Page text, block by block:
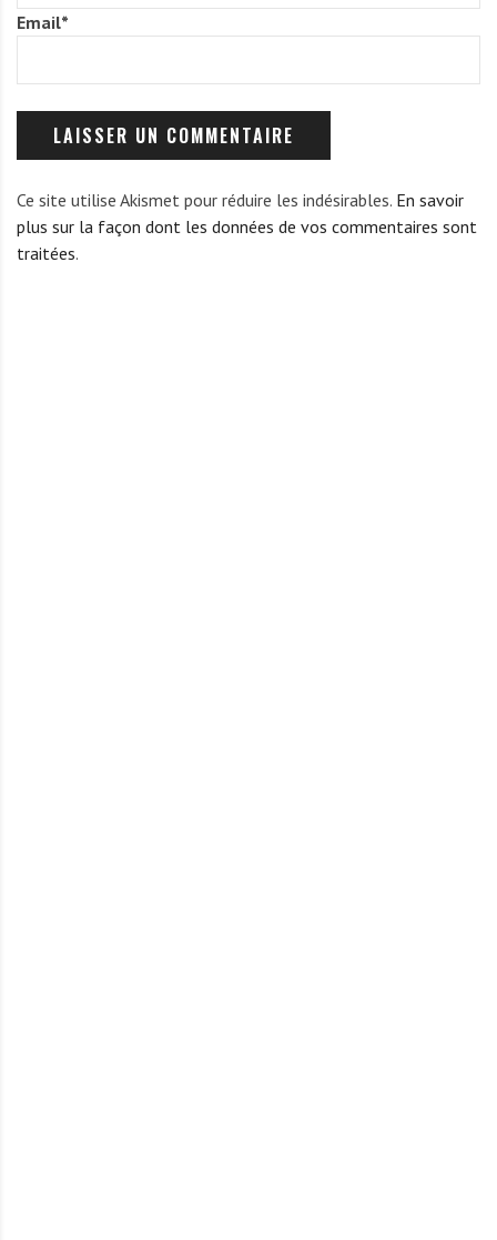
Email*
Ce site utilise Akismet pour réduire les indésirables. En savoir
plus sur la façon dont les données de vos commentaires sont
traitées.